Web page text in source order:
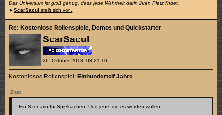
Das Universum ist groß genug, dass jede Wahrheit darin ihren Platz findet.
►ScarSacul stellt sich vor..
ScarSacul
26. Oktober 2018, 08:21:10
Re: Kostenlose Rollenspiele, Demos und Quickstarter
Kostenloses Rollenspiel:Einhundertelf Jahre
Zitat
Ein Szenario für Spielsachen. Und jene, die es werden wollen!